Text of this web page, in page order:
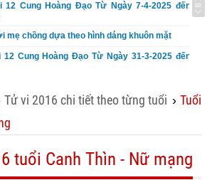
12 Cung Hoàng Đạo Từ Ngày 7-4-2025 đến
mẹ chồng dựa theo hình dáng khuôn mặt
Cung Hoàng Đạo Từ Ngày 31-3-2025 đến
Tử vi 2016 chi tiết theo từng tuổi › Tuổi
tuổi Canh Thìn - Nữ mạng